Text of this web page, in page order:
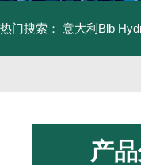
热门搜索： 意大利Blb
产